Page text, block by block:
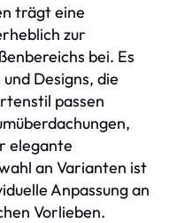
trägt eine
zur
bei. Es
Designs, die
passen
elegante
an Varianten ist
Anpassung an
Vorlieben.